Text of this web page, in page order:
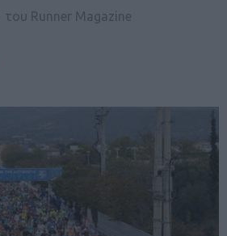
του Runner Magazine